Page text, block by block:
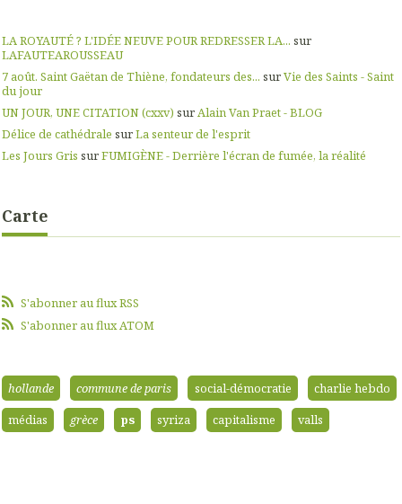
LA ROYAUTÉ ? L'IDÉE NEUVE POUR REDRESSER LA... sur
LAFAUTEAROUSSEAU
7 août. Saint Gaëtan de Thiène, fondateurs des... surVie des Saints - Saint
du jour
UN JOUR, UNE CITATION (cxxv) surAlain Van Praet - BLOG
Délice de cathédrale surLa senteur de l'esprit
Les Jours Gris surFUMIGÈNE - Derrière l'écran de fumée, la réalité
Carte
S'abonner au flux RSS
S'abonner au flux ATOM
hollande commune de paris social-démocratie
charlie hebdo
médias
grèce ps syriza capitalisme valls